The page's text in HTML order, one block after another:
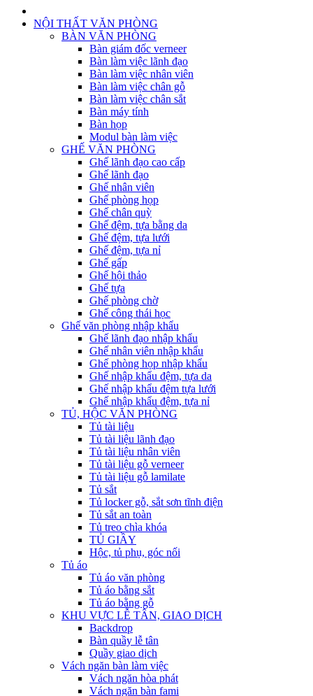
NỘI THẤT VĂN PHÒNG
BÀN VĂN PHÒNG
Bàn giám đốc verneer
Bàn làm việc lãnh đạo
Bàn làm việc nhân viên
Bàn làm việc chân gỗ
Bàn làm việc chân sắt
Bàn máy tính
Bàn họp
Modul bàn làm việc
GHẾ VĂN PHÒNG
Ghế lãnh đạo cao cấp
Ghế lãnh đạo
Ghế nhân viên
Ghế phòng họp
Ghế chân quỳ
Ghế đệm, tựa bằng da
Ghế đệm, tựa lưới
Ghế đệm, tựa nỉ
Ghế gấp
Ghế hội thảo
Ghế tựa
Ghế phòng chờ
Ghế công thái học
Ghế văn phòng nhập khẩu
Ghế lãnh đạo nhập khẩu
Ghế nhân viên nhập khẩu
Ghế phòng họp nhập khẩu
Ghế nhập khẩu đệm, tựa da
Ghế nhập khẩu đệm tựa lưới
Ghế nhập khẩu đệm, tựa nỉ
TỦ, HỘC VĂN PHÒNG
Tủ tài liệu
Tủ tài liệu lãnh đạo
Tủ tài liệu nhân viên
Tủ tài liệu gỗ verneer
Tủ tài liệu gỗ lamilate
Tủ sắt
Tủ locker gỗ, sắt sơn tĩnh điện
Tủ sắt an toàn
Tủ treo chìa khóa
TỦ GIẦY
Hộc, tủ phụ, góc nối
Tủ áo
Tủ áo văn phòng
Tủ áo bằng sắt
Tủ áo bằng gỗ
KHU VỰC LỄ TÂN, GIAO DỊCH
Backdrop
Bàn quầy lễ tân
Quầy giao dịch
Vách ngăn bàn làm việc
Vách ngăn hòa phát
Vách ngăn bàn fami